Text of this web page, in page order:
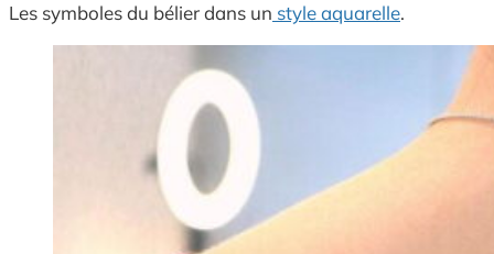
Les symboles du bélier dans un style aquarelle.